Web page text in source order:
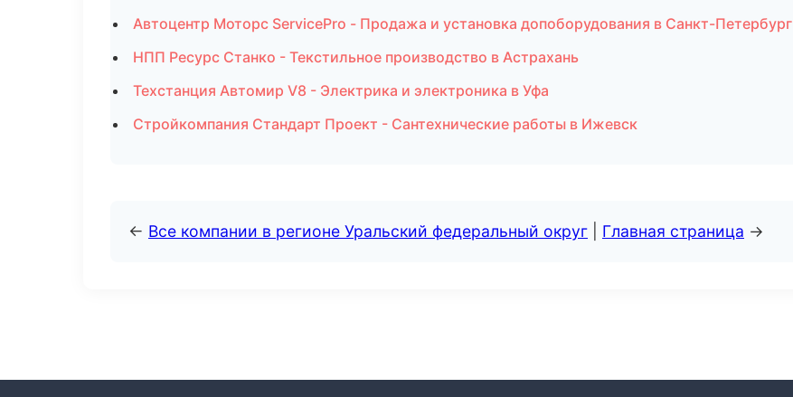
Автоцентр Моторс ServicePro - Продажа и установка допоборудования в Санкт-Петербург
НПП Ресурс Станко - Текстильное производство в Астрахань
Техстанция Автомир V8 - Электрика и электроника в Уфа
Стройкомпания Стандарт Проект - Сантехнические работы в Ижевск
← Все компании в регионе Уральский федеральный округ Главная страница →